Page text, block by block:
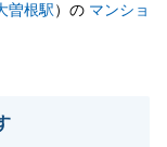
ます。
曽根駅）の マンショ